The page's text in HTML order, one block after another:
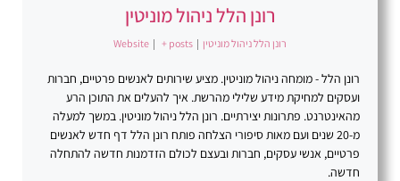
רונן הלל ניהול מוניטין
רונן הלל ניהול מוניטין |
Website | + posts
רונן הלל - מומחה ניהול מוניטין. מציע שירותים לאנשים פרטיים, חברות
ועסקים למחיקת מידע שלילי מהרשת. איך להעלים את התוכן הרע
מהאינטרנט. פתרונות יצירתיים. רונן הלל ניהול מוניטין. במשך למעלה
מ-20 שנים ועם מאות סיפורי הצלחה פותח רונן הלל דף חדש לאנשים
פרטיים, אנשי עסקים, חברות ובעצם לכולם הזדמנות חדשה להתחלה
חדשה.